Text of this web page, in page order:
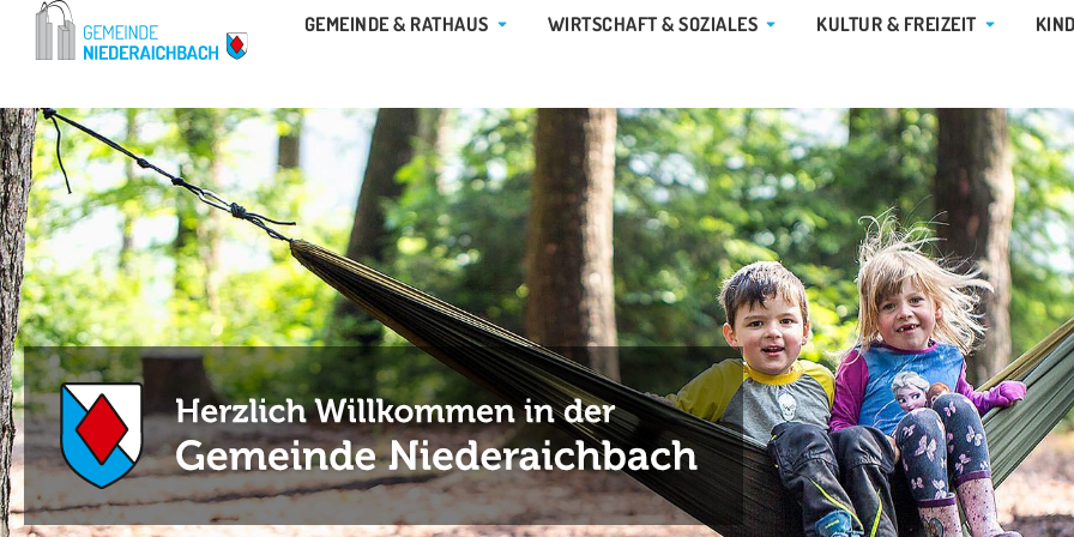
Zum
GEMEINDE & RATHAUS ÖFFNE GEMEINDE & RATHAUS
WIRTSCHAFT & SOZIALES ÖFFNE WIRTSCHAFT & SOZIALES
KULTUR & FREIZEIT ÖFFNE